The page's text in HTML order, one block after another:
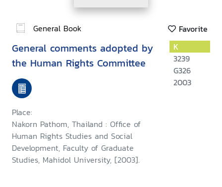
General Book Favorite
General comments adopted by
the Human Rights Committee
Place:
Nakorn Pathom, Thailand : Office of
Human Rights Studies and Social
Development, Faculty of Graduate
Studies, Mahidol University, [2003].
K
3239
G326
2003